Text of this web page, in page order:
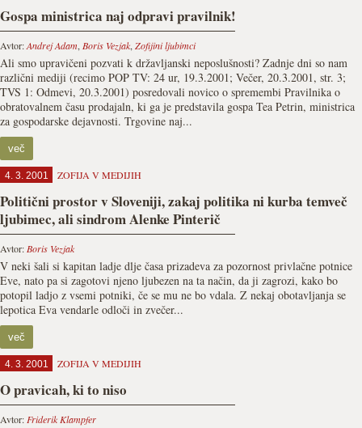
Gospa ministrica naj odpravi pravilnik!
Avtor:Andrej Adam, Boris Vezjak, Zofijini ljubimci
Ali smo upravičeni pozvati k državljanski neposlušnosti? Zadnje dni so nam
različni mediji (recimo POP TV: 24 ur, 19.3.2001; Večer, 20.3.2001, str. 3;
TVS 1: Odmevi, 20.3.2001) posredovali novico o spremembi Pravilnika o
obratovalnem času prodajaln, ki ga je predstavila gospa Tea Petrin, ministrica
za gospodarske dejavnosti. Trgovine naj...
več
4. 3. 2001 ZOFIJA V MEDIJIH
Politični prostor v Sloveniji, zakaj politika ni kurba temveč
ljubimec, ali sindrom Alenke Pinterič
Avtor: Boris Vezjak
V neki šali si kapitan ladje dlje časa prizadeva za pozornost privlačne potnice
Eve, nato pa si zagotovi njeno ljubezen na ta način, da ji zagrozi, kako bo
potopil ladjo z vsemi potniki, če se mu ne bo vdala. Z nekaj obotavljanja se
lepotica Eva vendarle odloči in zvečer...
več
4. 3. 2001 ZOFIJA V MEDIJIH
O pravicah, ki to niso
Avtor: Friderik Klampfer